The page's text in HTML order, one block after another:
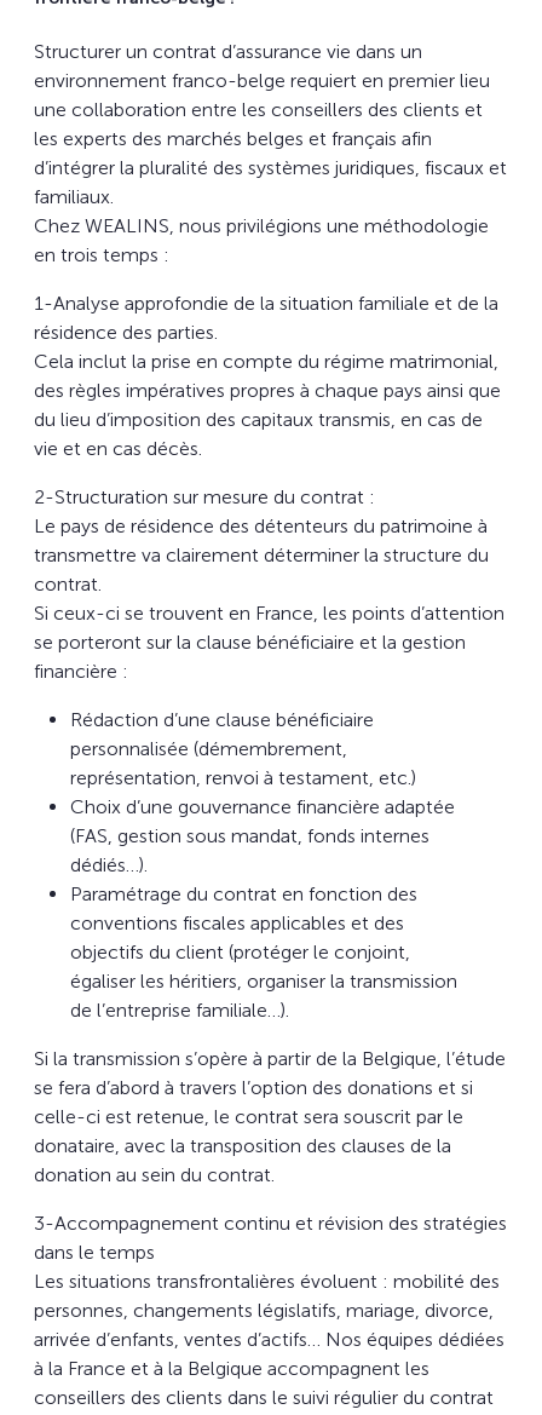
Structurer un contrat d’assurance vie dans un
environnement franco-belge requiert en premier lieu
une collaboration entre les conseillers des clients et
les experts des marchés belges et français afin
d’intégrer la pluralité des systèmes juridiques, fiscaux et
familiaux.
Chez WEALINS, nous privilégions une méthodologie
en trois temps :
1-Analyse approfondie de la situation familiale et de la
résidence des parties.
Cela inclut la prise en compte du régime matrimonial,
des règles impératives propres à chaque pays ainsi que
du lieu d’imposition des capitaux transmis, en cas de
vie et en cas décès.
2-Structuration sur mesure du contrat :
Le pays de résidence des détenteurs du patrimoine à
transmettre va clairement déterminer la structure du
contrat.
Si ceux-ci se trouvent en France, les points d’attention
se porteront sur la clause bénéficiaire et la gestion
financière :
Rédaction d’une clause bénéficiaire
personnalisée (démembrement,
représentation, renvoi à testament, etc.)
Choix d’une gouvernance financière adaptée
(FAS, gestion sous mandat, fonds internes
dédiés…).
Paramétrage du contrat en fonction des
conventions fiscales applicables et des
objectifs du client (protéger le conjoint,
égaliser les héritiers, organiser la transmission
de l’entreprise familiale…).
Si la transmission s’opère à partir de la Belgique, l’étude
se fera d’abord à travers l’option des donations et si
celle-ci est retenue, le contrat sera souscrit par le
donataire, avec la transposition des clauses de la
donation au sein du contrat.
3-Accompagnement continu et révision des stratégies
dans le temps
Les situations transfrontalières évoluent : mobilité des
personnes, changements législatifs, mariage, divorce,
arrivée d’enfants, ventes d’actifs… Nos équipes dédiées
à la France et à la Belgique accompagnent les
conseillers des clients dans le suivi régulier du contrat